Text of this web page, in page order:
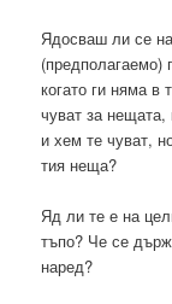
Ядосваш ли се
(предполагаемо)
когато ги няма в
чуват за нещата,
и хем те чуват,
тия неща?
Яд ли те е на
тъпо? Че се
наред?